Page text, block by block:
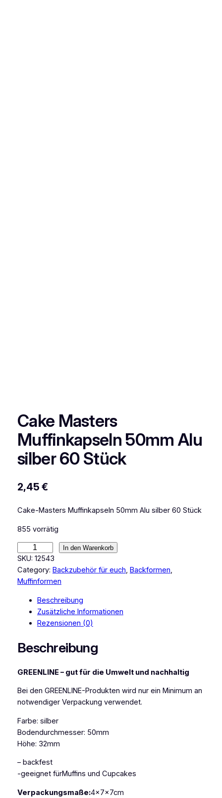
Cake Masters
Muffinkapseln 50mm Alu
silber 60 Stück
2,45 €
Cake-Masters Muffinkapseln 50mm Alu silber 60 Stück
855 vorrätig
a
k
e
M
f
f
i
n
k
p
s
In den Warenkorb
SKU: 12543
Category: Backzubehör für euch, Backformen
Muffinformen
Beschreibung
Zusätzliche Informationen
Rezensionen (0)
Beschreibung
GREENLINE – gut für die Umwelt und nachhaltig
Bei den GREENLINE-Produkten wird nur ein Minimum an
notwendiger Verpackung verwendet.
Farbe: silber
Bodendurchmesser: 50mm
Höhe: 32mm
– backfest
-geeignet fürMuffins und Cupcakes
Verpackungsmaße:4x7x7cm